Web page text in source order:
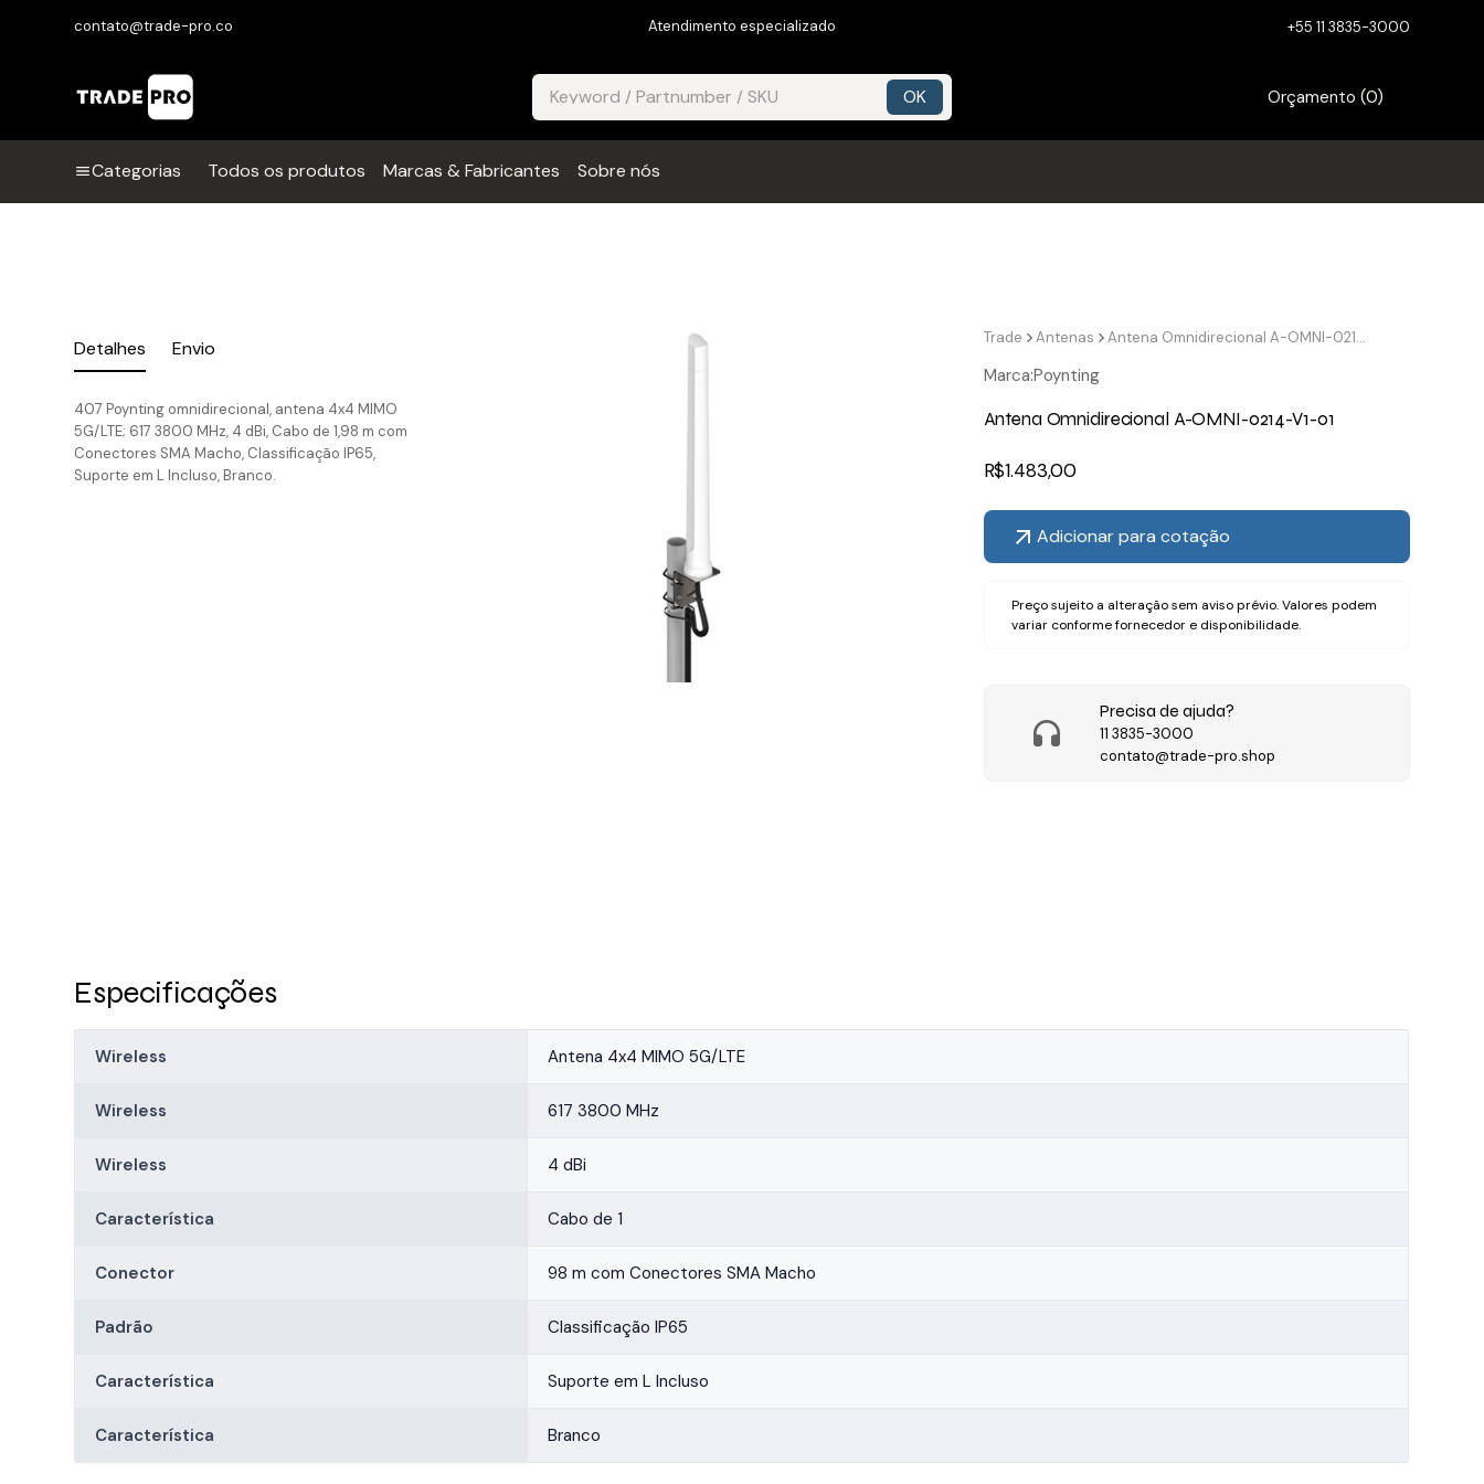
contato@trade-pro.co Atendimento especializado +55 11 3835-3000
Orçamento (0)
Categorias Todos os produtos Marcas & Fabricantes Sobre nós
Detalhes Envio
407 Poynting omnidirecional, antena 4x4 MIMO
5G/LTE; 617 3800 MHz, 4 dBi, Cabo de 1,98 m com
Conectores SMA Macho, Classificação IP65,
Suporte em L Incluso, Branco.
Trade Antenas Antena Omnidirecional A-OMNI-0214-V1-01
Marca:Poynting
Antena Omnidirecional A-OMNI-0214-V1-01
R$1.483,00
Adicionar para cotação
Preço sujeito a alteração sem aviso prévio. Valores podem
variar conforme fornecedor e disponibilidade.
Precisa de ajuda?
11 3835-3000
contato@trade-pro.shop
Especificações
Wireless Antena 4x4 MIMO 5G/LTE
Wireless 617 3800 MHz
Wireless 4 dBi
Característica Cabo de 1
Conector 98 m com Conectores SMA Macho
Padrão Classificação IP65
Característica Suporte em L Incluso
Característica Branco